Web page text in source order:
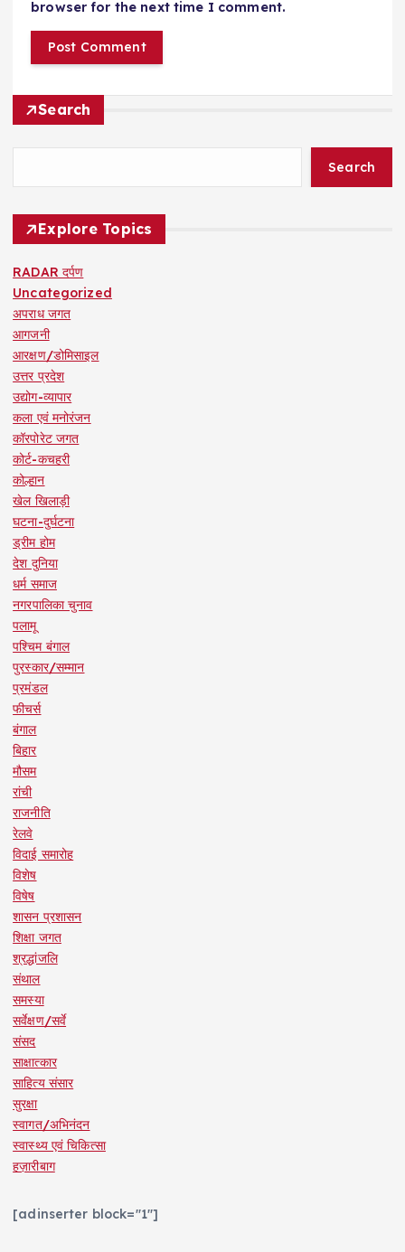
browser for the next time I comment.
Search
Search
Explore Topics
RADAR दर्पण
Uncategorized
अपराध जगत
आगजनी
आरक्षण/डोमिसाइल
उत्तर प्रदेश
उद्योग-व्यापार
कला एवं मनोरंजन
कॉरपोरेट जगत
कोर्ट-कचहरी
कोल्हान
खेल खिलाड़ी
घटना-दुर्घटना
ड्रीम होम
देश दुनिया
धर्म समाज
नगरपालिका चुनाव
पलामू
पश्चिम बंगाल
पुरस्कार/सम्मान
प्रमंडल
फीचर्स
बंगाल
बिहार
मौसम
रांची
राजनीति
रेलवे
विदाई समारोह
विशेष
विषेष
शासन प्रशासन
शिक्षा जगत
श्रद्धांजलि
संथाल
समस्या
सर्वेक्षण/सर्वे
संसद
साक्षात्कार
साहित्य संसार
सुरक्षा
स्वागत/अभिनंदन
स्वास्थ्य एवं चिकित्सा
हज़ारीबाग
[adinserter block="1"]